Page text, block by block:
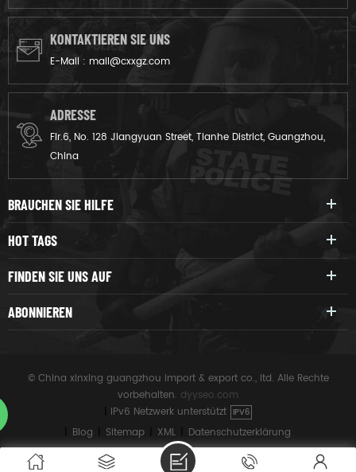
KONTAKTIEREN SIE UNS
E-Mail : mail@cxxgz.com
ADRESSE
Flr.6, No. 128 Jiangyuan Street, Tianhe District, Guangzhou,
China
BRAUCHEN SIE HILFE
HOT TAGS
FINDEN SIE UNS AUF
ABONNIEREN
© China xinxing guangzhou import & export co., ltd. Alle Rechte
vorbehalten. dyyseo.com
IPv6 Netzwerk unterstützt IPV6
Blog Sitemap XML Datenschutzerklärung